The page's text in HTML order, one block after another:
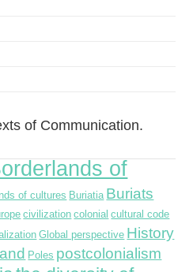
of Communication.
of
of cultures Buriatia Buriats
civilization colonial cultural code
Global perspective History
Poles postcolonialism